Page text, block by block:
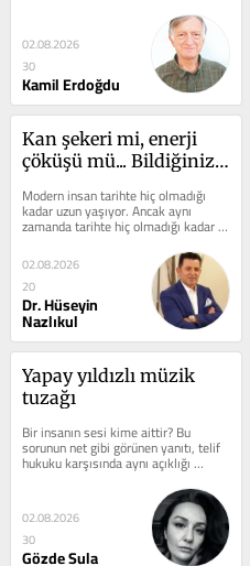
02.08.2026
30
Kamil Erdoğdu
Kan şekeri mi, enerji
çöküşü mü... Bildiğiniz
Hastalık değil, enerji
krizi
Modern insan tarihte hiç olmadığı
kadar uzun yaşıyor. Ancak aynı
zamanda tarihte hiç olmadığı kadar
çok ilaca ihtiyaç duyuyor, daha fazla...
02.08.2026
20
Dr. Hüseyin
Nazlıkul
Yapay yıldızlı müzik
tuzağı
Bir insanın sesi kime aittir? Bu
sorunun net gibi görünen yanıtı, telif
hukuku karşısında aynı açıklığı
taşımıyor. İnsan sesi, pek...
02.08.2026
30
Gözde Sula